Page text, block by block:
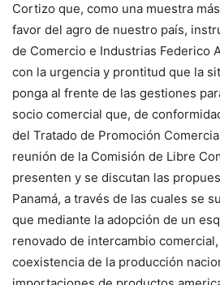
Cortizo que, como una muestra
favor del agro de nuestro país,
de Comercio e Industrias Federico
con la urgencia y prontitud que la
ponga al frente de las gestiones
socio comercial que, de
del Tratado de Promoción
reunión de la Comisión de Libre
presenten y se discutan las
Panamá, a través de las cuales se
que mediante la adopción de un
renovado de intercambio
coexistencia de la producción